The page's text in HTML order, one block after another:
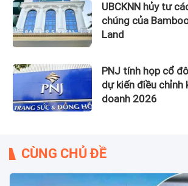
UBCKNN hủy tư
chúng của
Land
PNJ tính họp cổ
dự kiến điều chỉnh
doanh 2026
CÙNG CHỦ ĐỀ